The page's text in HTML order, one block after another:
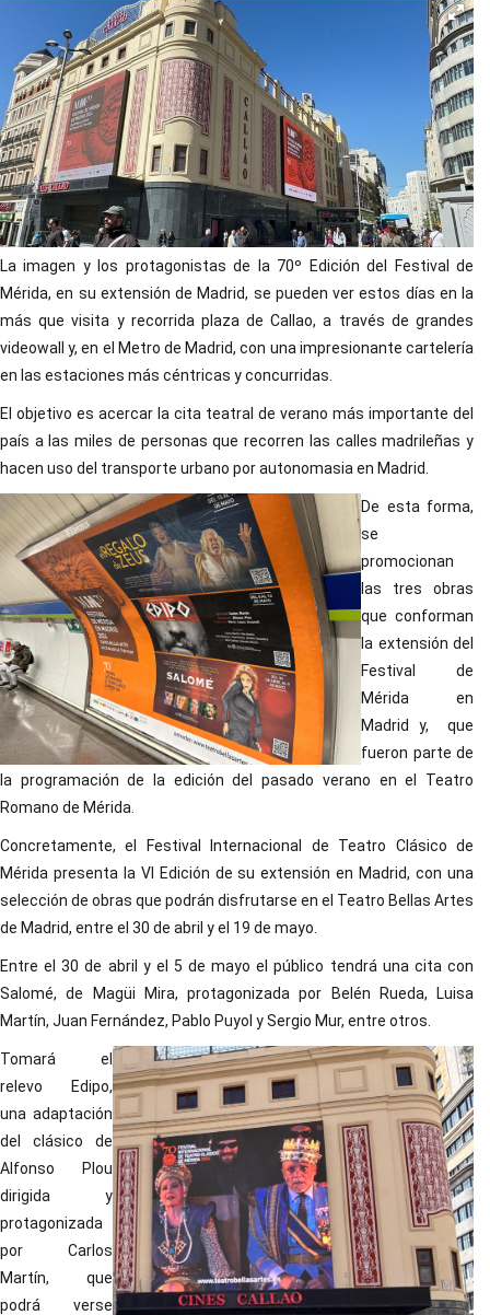
La imagen y los protagonistas de la 70º Edición del Festival de
Mérida, en su extensión de Madrid, se pueden ver estos días en la
más que visita y recorrida plaza de Callao, a través de grandes
videowall y, en el Metro de Madrid, con una impresionante cartelería
en las estaciones más céntricas y concurridas.
El objetivo es acercar la cita teatral de verano más importante del
país a las miles de personas que recorren las calles madrileñas y
hacen uso del transporte urbano por autonomasia en Madrid.
De esta forma,
se
promocionan
las tres obras
que conforman
la extensión del
Festival de
Mérida en
Madrid y, que
fueron parte de
la programación de la edición del pasado verano en el Teatro
Romano de Mérida.
Concretamente, el Festival Internacional de Teatro Clásico de
Mérida presenta la VI Edición de su extensión en Madrid, con una
selección de obras que podrán disfrutarse en el Teatro Bellas Artes
de Madrid, entre el 30 de abril y el 19 de mayo.
Entre el 30 de abril y el 5 de mayo el público tendrá una cita con
Salomé, de Magüi Mira, protagonizada por Belén Rueda, Luisa
Martín, Juan Fernández, Pablo Puyol y Sergio Mur, entre otros.
Tomará el
relevo Edipo,
una adaptación
del clásico de
Alfonso Plou
dirigida y
protagonizada
por Carlos
Martín, que
podrá verse